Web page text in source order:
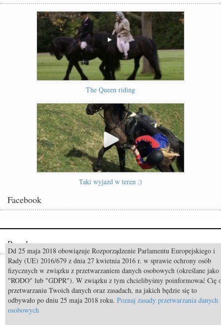
The Queen riding
Taki wyjazd w teren ;)
Facebook
Popularne
Odszedł Monty Roberts – człowiek, który nauczył świat słuchać koni
Constable FRH (Contendro I x Diarado) sprzedany do USA
Mistrzostwa Świata Aachen 2026: Już za 50 dni rozpocznie się walka o
medale!
Dd 25 maja 2018 obowiązuje Rozporządzenie Parlamentu Europejskiego i
Rady (UE) 2016/679 z dnia 27 kwietnia 2016 r. w sprawie ochrony osób
fizycznych w związku z przetwarzaniem danych osobowych (określane jako
"RODO" lub "GDPR"). W związku z tym chcielibyśmy poinformować Cię
przetwarzaniu Twoich danych oraz zasadach, na jakich będzie się to
odbywało po dniu 25 maja 2018 roku. Poznaj zasady przetwarzania danych
osobowych